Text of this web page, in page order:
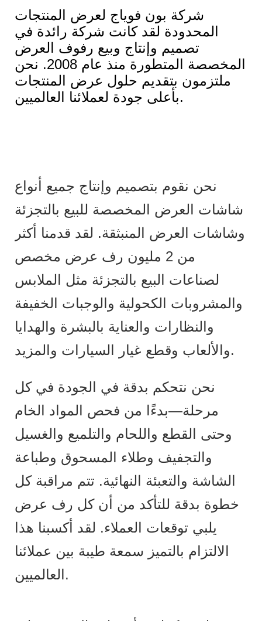
شركة بون فوياج لعرض المنتجات
المحدودة لقد كانت شركة رائدة في
تصميم وإنتاج وبيع رفوف العرض
المخصصة المتطورة منذ عام 2008. نحن
ملتزمون بتقديم حلول عرض المنتجات
بأعلى جودة لعملائنا العالميين.
نحن نقوم بتصميم وإنتاج جميع أنواع
شاشات العرض المخصصة للبيع بالتجزئة
وشاشات العرض المنبثقة. لقد قدمنا ​​أكثر
من 2 مليون رف عرض مخصص
لصناعات البيع بالتجزئة مثل الملابس
والمشروبات الكحولية والوجبات الخفيفة
والنظارات والعناية بالبشرة والهدايا
والألعاب وقطع غيار السيارات والمزيد.
نحن نتحكم بدقة في الجودة في كل
مرحلة—بدءًا من فحص المواد الخام
وحتى القطع واللحام والتلميع والغسيل
والتجفيف وطلاء المسحوق وطباعة
الشاشة والتعبئة النهائية. تتم مراقبة كل
خطوة بدقة للتأكد من أن كل رف عرض
يلبي توقعات العملاء. لقد أكسبنا هذا
الالتزام بالتميز سمعة طيبة بين عملائنا
العالميين.